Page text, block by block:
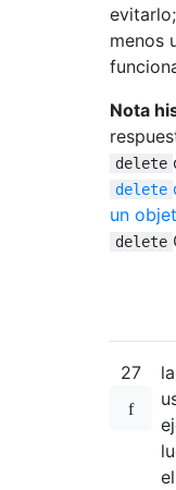
menos
Nota
delete
delete
un
delete
27